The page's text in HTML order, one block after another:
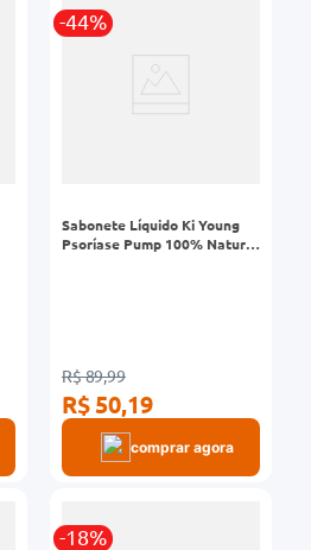
-44%
Sabonete Líquido Ki Young
Psoríase Pump 100% Natural
R$ 89,99
R$ 50,19
comprar agora
-18%